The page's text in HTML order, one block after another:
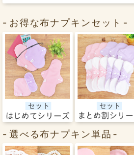
お得な布ナプキンセット
選べる布ナプキン単品